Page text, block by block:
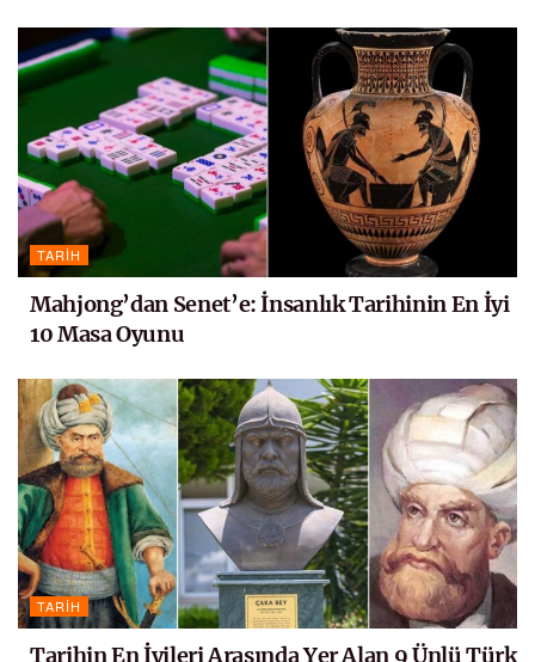
TARIH
Mahjong’dan Senet’e: İnsanlık Tarihinin En İyi
10 Masa Oyunu
TARIH
Tarihin En İyileri Arasında Yer Alan 9 Ünlü Türk